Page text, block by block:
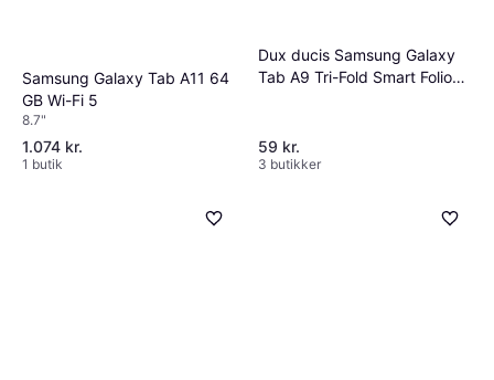
Samsung Galaxy Tab A11 64
GB Wi-Fi 5
8.7"
1.074 kr.
1 butik
Dux ducis Samsung Galaxy
Tab A9 Tri-Fold Smart Folio
59 kr.
3 butikker